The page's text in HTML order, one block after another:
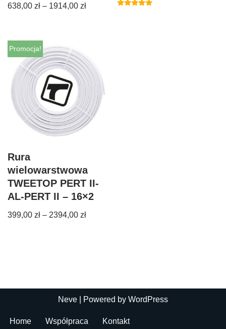
638,00 zł – 1914,00 zł
Promocja!
Rura
wielowarstwowa
TWEETOP PERT II-
AL-PERT II – 16×2
399,00 zł – 2394,00 zł
Neve | Powered by WordPress
Home Współpraca Kontakt